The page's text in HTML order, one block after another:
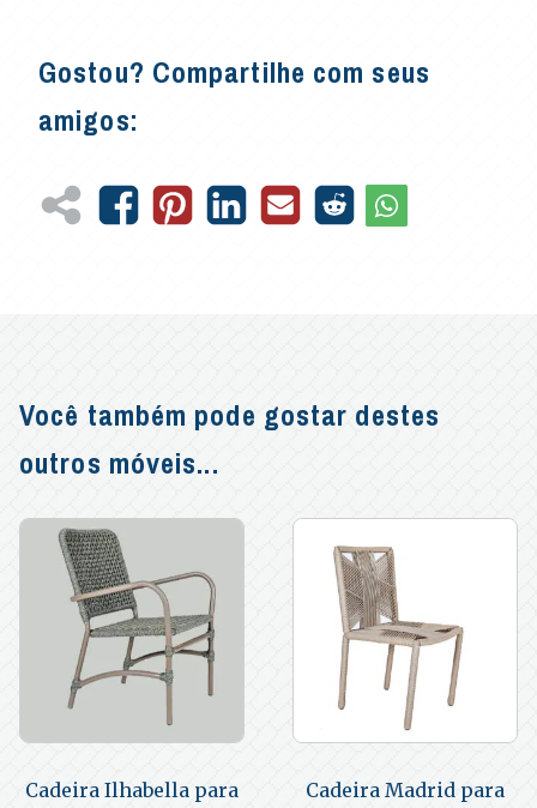
Gostou? Compartilhe com seus
amigos:
Você também pode gostar destes
outros móveis...
Cadeira Ilhabella para
Cadeira Madrid para